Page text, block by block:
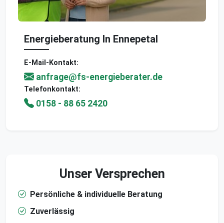
Energieberatung In Ennepetal
E-Mail-Kontakt:
anfrage@fs-energieberater.de
Telefonkontakt:
0158 - 88 65 2420
Unser Versprechen
Persönliche & individuelle Beratung
Zuverlässig